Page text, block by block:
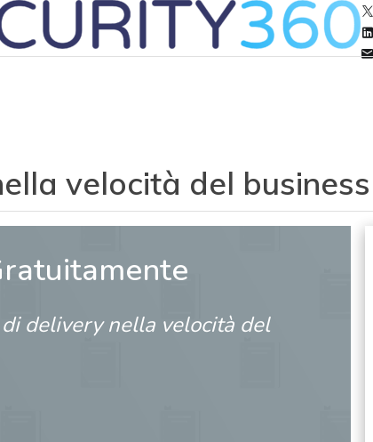
velocità del business
di delivery nella velocità del